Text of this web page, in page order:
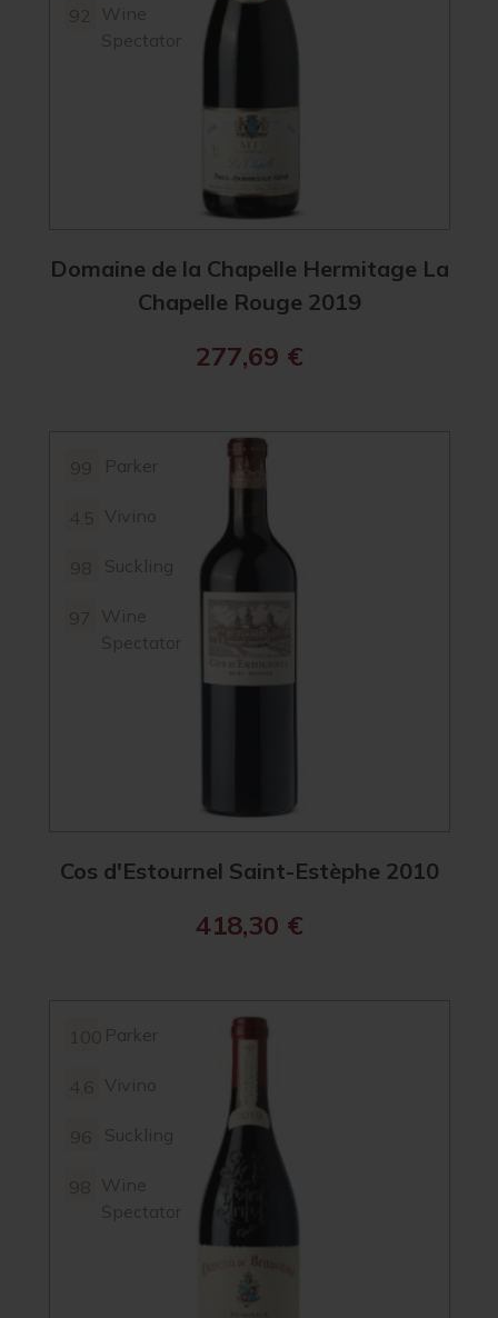
Wine
Spectator
Domaine de la Chapelle Hermitage La
Chapelle Rouge 2019
277,69 €
Parker
Vivino
Suckling
Wine
Spectator
Cos d'Estournel Saint-Estèphe 2010
418,30 €
100 Parker
Vivino
Suckling
Wine
Spectator